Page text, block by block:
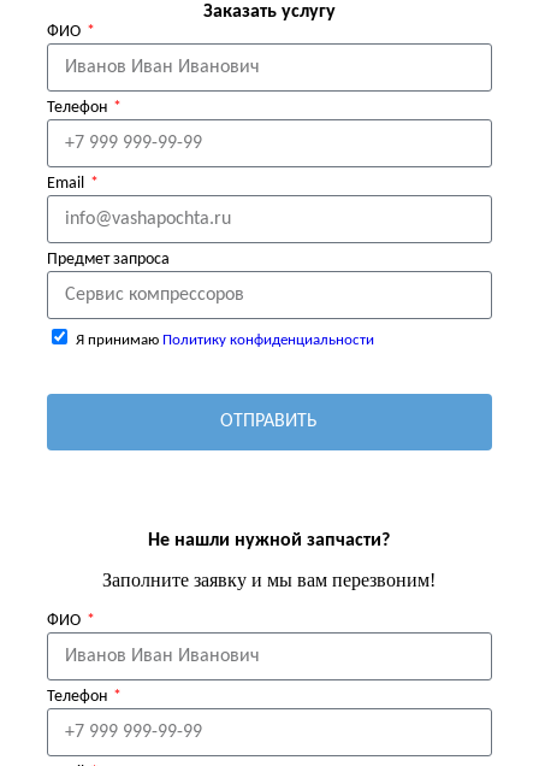
Заказать услугу
ФИО
Телефон
Email
Предмет запроса
Я принимаю Политику конфиденциальности
ОТПРАВИТЬ
Не нашли нужной запчасти?
Заполните заявку и мы вам перезвоним!
ФИО
Телефон